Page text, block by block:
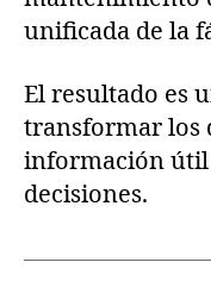
unificada de la
El resultado es
transformar los
información útil
decisiones.